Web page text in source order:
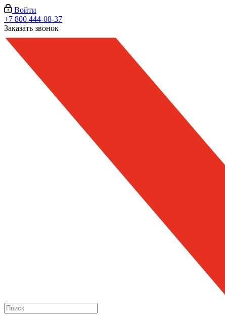
Войти
+7 800 444-08-37
Заказать звонок